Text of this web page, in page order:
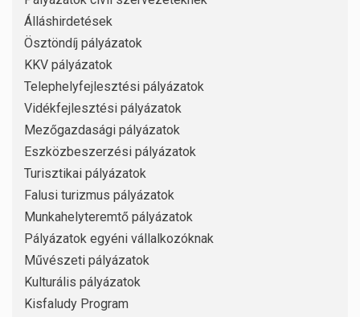
Álláshirdetések
Ösztöndíj pályázatok
KKV pályázatok
Telephelyfejlesztési pályázatok
Vidékfejlesztési pályázatok
Mezőgazdasági pályázatok
Eszközbeszerzési pályázatok
Turisztikai pályázatok
Falusi turizmus pályázatok
Munkahelyteremtő pályázatok
Pályázatok egyéni vállalkozóknak
Művészeti pályázatok
Kulturális pályázatok
Kisfaludy Program